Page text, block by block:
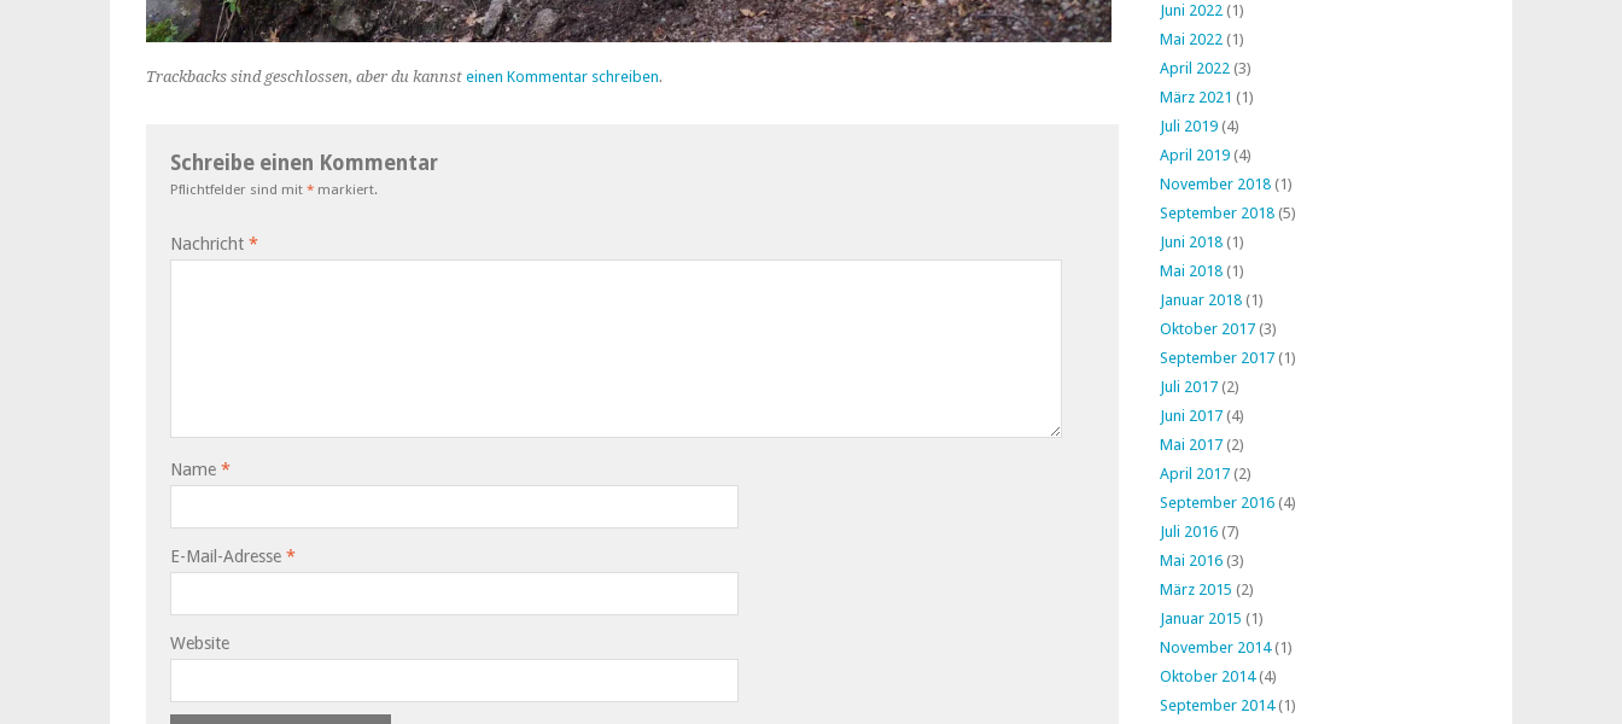
Trackbacks sind geschlossen, aber du kannst einen Kommentar schreiben.
Schreibe einen Kommentar
Pflichtfelder sind mit * markiert.
Nachricht *
Name *
E-Mail-Adresse *
Website
Juni 2022 (1)
Mai 2022 (1)
April 2022 (3)
März 2021 (1)
Juli 2019 (4)
April 2019 (4)
November 2018 (1)
September 2018 (5)
Juni 2018 (1)
Mai 2018 (1)
Januar 2018 (1)
Oktober 2017 (3)
September 2017 (1)
Juli 2017 (2)
Juni 2017 (4)
Mai 2017 (2)
April 2017 (2)
September 2016 (4)
Juli 2016 (7)
Mai 2016 (3)
März 2015 (2)
Januar 2015 (1)
November 2014(1)
Oktober 2014(4)
September 2014(1)